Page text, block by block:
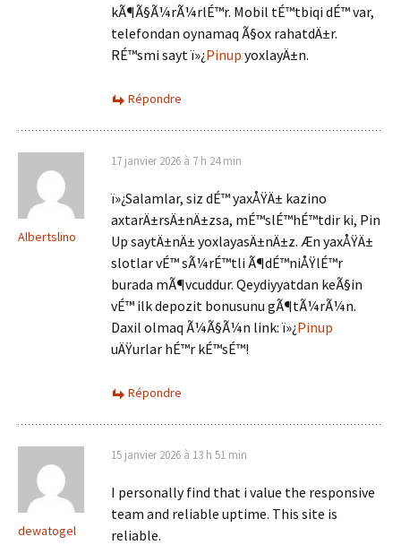
kÃ¶Ã§Ã¼rÃ¼rlÉ™r. Mobil tÉ™tbiqi dÉ™ var,
telefondan oynamaq Ã§ox rahatdÄ±r.
RÉ™smi sayt ï»¿Pinup yoxlayÄ±n.
Répondre
Albertslino
17 janvier 2026 à 7 h 24 min
ï»¿Salamlar, siz dÉ™ yaxÅŸÄ± kazino
axtarÄ±rsÄ±nÄ±zsa, mÉ™slÉ™hÉ™tdir ki, Pin
Up saytÄ±nÄ± yoxlayasÄ±nÄ±z. Æn yaxÅŸÄ±
slotlar vÉ™ sÃ¼rÉ™tli Ã¶dÉ™niÅŸlÉ™r
burada mÃ¶vcuddur. Qeydiyyatdan keÃ§in
vÉ™ ilk depozit bonusunu gÃ¶tÃ¼rÃ¼n.
Daxil olmaq Ã¼Ã§Ã¼n link: ï»¿Pinup
uÄŸurlar hÉ™r kÉ™sÉ™!
Répondre
dewatogel
15 janvier 2026 à 13 h 51 min
I personally find that i value the responsive
team and reliable uptime. This site is
reliable.